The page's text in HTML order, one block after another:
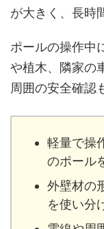
が大きく、長時
ポールの操作中
や植木、隣家の
周囲の安全確認
軽量で操
のポール
外壁材の
を使い分